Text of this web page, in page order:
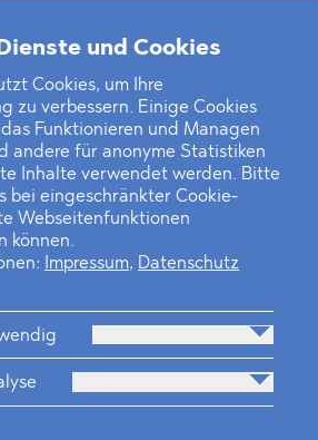
und Cookies
Cookies, um Ihre
zu verbessern. Einige Cookies
Funktionieren und Managen
andere für anonyme Statistiken
Inhalte verwendet werden. Bitte
bei eingeschränkter Cookie-
Webseitenfunktionen
können.
Impressum, Datenschutz
im Visier